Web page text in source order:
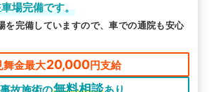
場完備です。
を完備していますので、車での通院も安心
舞金最大20,000円支給
無料相談